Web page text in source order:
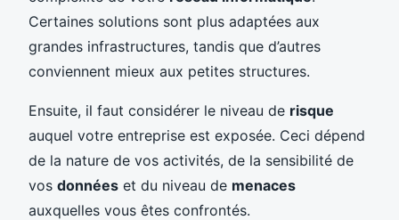
Certaines solutions sont plus adaptées aux
grandes infrastructures, tandis que d’autres
conviennent mieux aux petites structures.
Ensuite, il faut considérer le niveau de risque
auquel votre entreprise est exposée. Ceci dépend
de la nature de vos activités, de la sensibilité de
vos données et du niveau de menaces
auxquelles vous êtes confrontés.